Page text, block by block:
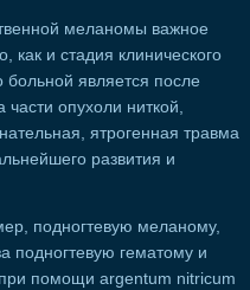
меланомы важное
как и стадия клинического
является после
опухоли ниткой,
ятрогенная травма
развития и
подногтевую меланому,
подногтевую гематому и
помощи argentum nitricum